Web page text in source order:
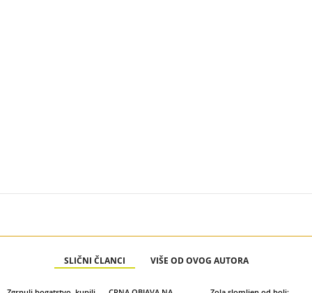
SLIČNI ČLANCI VIŠE OD OVOG AUTORA